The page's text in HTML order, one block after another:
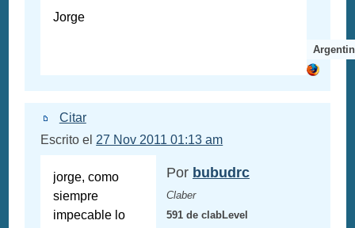
Jorge
Citar
Escrito el 27 Nov 2011 01:13 am
jorge, como
siempre
impecable lo
Por bubudrc
Claber
591 de clabLevel